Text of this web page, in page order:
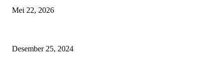
Mei 22, 2026
Desember 25, 2024